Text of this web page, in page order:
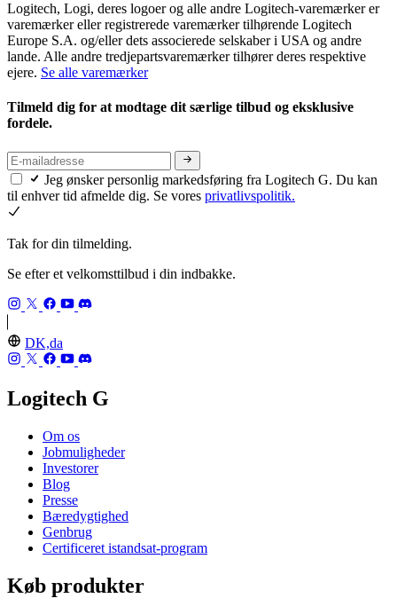
Logitech, Logi, deres logoer og alle andre Logitech-varemærker er
varemærker eller registrerede varemærker tilhørende Logitech
Europe S.A. og/eller dets associerede selskaber i USA og andre
lande. Alle andre tredjepartsvaremærker tilhører deres respektive
ejere. Se alle varemærker
Tilmeld dig for at modtage dit særlige tilbud og eksklusive
fordele.
Jeg ønsker personlig markedsføring fra Logitech G. Du kan
til enhver tid afmelde dig. Se vores privatlivspolitik.
Tak for din tilmelding.
Se efter et velkomsttilbud i din indbakke.
DK,da
Logitech G
Om os
Jobmuligheder
Investorer
Blog
Presse
Bæredygtighed
Genbrug
Certificeret istandsat-program
Køb produkter